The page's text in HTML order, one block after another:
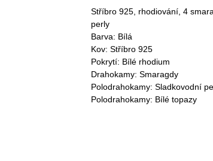
Stříbro 925, rhodiování, 4
perly
Barva: Bílá
Kov: Stříbro 925
Pokrytí: Bílé rhodium
Drahokamy: Smaragdy
Polodrahokamy: Sladkovodní
Polodrahokamy: Bílé topazy